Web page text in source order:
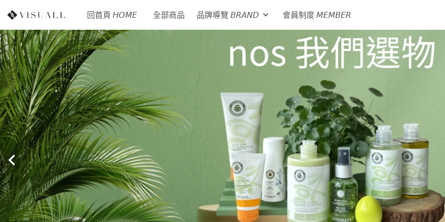
回首頁 𝘏𝘖𝘔𝘌 全部商品 品牌導覽 𝘉𝘙𝘈𝘕𝘋 會員制度 𝘔𝘌𝘔𝘉𝘌𝘙